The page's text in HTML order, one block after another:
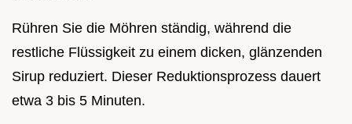
Rühren Sie die Möhren ständig, während die
restliche Flüssigkeit zu einem dicken, glänzenden
Sirup reduziert. Dieser Reduktionsprozess dauert
etwa 3 bis 5 Minuten.